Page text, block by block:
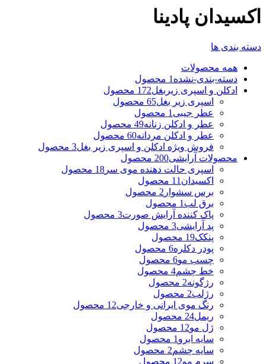
اکسیدان پادینا
دسته بندی ها
همه محصولات
دسته-بندی-نشده 1 محصول
ادکلن و اسپری زیربغل172 محصول
اسپری زیر بغل65 محصول
عطر جیبی 1 محصول
عطر و ادکلن زنانه49 محصول
عطر و ادکلن مردانه60 محصول
فروش ویژه ادکلن و اسپری زیر بغل3 محصول
محصولات آرایشی200 محصول
اسپری حالت دهنده موی سر 18 محصول
اکسیدان 11 محصول
برس سشوار 2 محصول
برق لب 1 محصول
پاک کننده آرایش صورت3 محصول
پد آرایشی3 محصول
پنکک19 محصول
پودر دکلره6 محصول
چسب مو6 محصول
خط چشم4 محصول
رژگونه2 محصول
رژلب2 محصول
رنگ موی ایرانی و خارجی12 محصول
ریمل24 محصول
ژل مو12 محصول
سایه ابرو 1 محصول
سایه چشم2 محصول
سرم مو12 محصول